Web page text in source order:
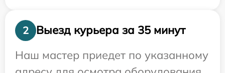
2
Выезд курьера за 35 минут
Наш мастер приедет по указанному